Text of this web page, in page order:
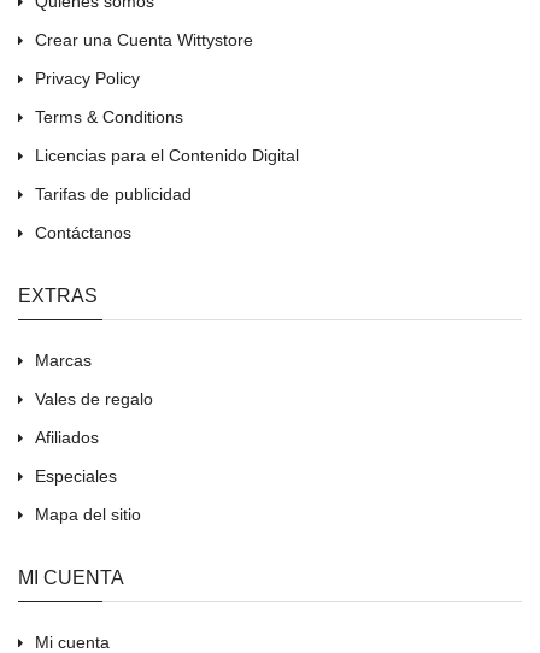
Crear una Cuenta Wittystore
Privacy Policy
Terms & Conditions
Licencias para el Contenido Digital
Tarifas de publicidad
Contáctanos
EXTRAS
Marcas
Vales de regalo
Afiliados
Especiales
Mapa del sitio
MI CUENTA
Mi cuenta